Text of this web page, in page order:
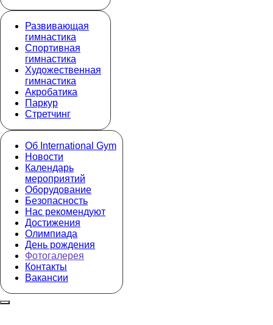
Развивающая
гимнастика
Спортивная
гимнастика
Художественная
гимнастика
Акробатика
Паркур
Стретчинг
Об International Gym
Новости
Календарь
мероприятий
Оборудование
Безопасность
Нас рекомендуют
Достижения
Олимпиада
День рождения
Фотогалерея
Контакты
Вакансии